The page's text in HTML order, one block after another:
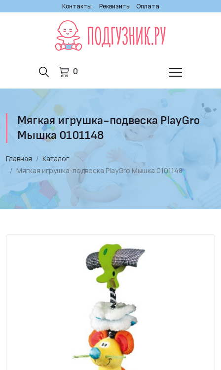
Контакты Реквизиты Оплата
0
Мягкая игрушка-подвеска PlayGro
Мышка 0101148
Главная
Каталог
Мягкая игрушка-подвеска PlayGro Мышка 0101148